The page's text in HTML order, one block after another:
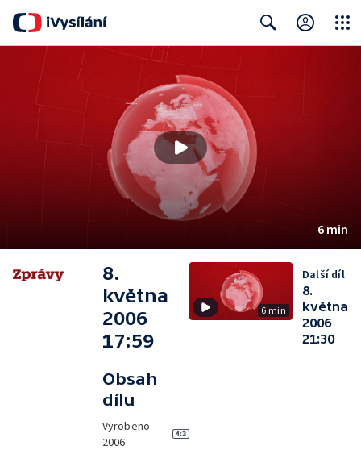
6 min
8.
května
2006
17:59
Obsah
dílu
Vyrobeno
2006
6 min
Další díl
8.
května
2006
21:30